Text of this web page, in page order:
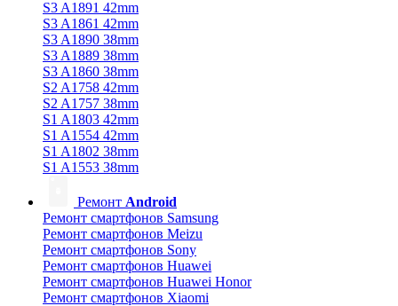
S3 A1891 42mm
S3 A1861 42mm
S3 A1890 38mm
S3 A1889 38mm
S3 A1860 38mm
S2 A1758 42mm
S2 A1757 38mm
S1 A1803 42mm
S1 A1554 42mm
S1 A1802 38mm
S1 A1553 38mm
Ремонт Android
Ремонт смартфонов Samsung
Ремонт смартфонов Meizu
Ремонт смартфонов Sony
Ремонт смартфонов Huawei
Ремонт смартфонов Huawei Honor
Ремонт смартфонов Xiaomi